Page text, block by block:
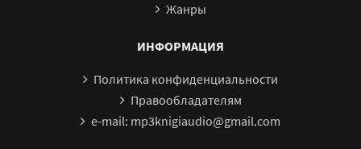
Жанры
ИНФОРМАЦИЯ
Политика конфиденциальности
Правообладателям
e-mail: mp3knigiaudio@gmail.com